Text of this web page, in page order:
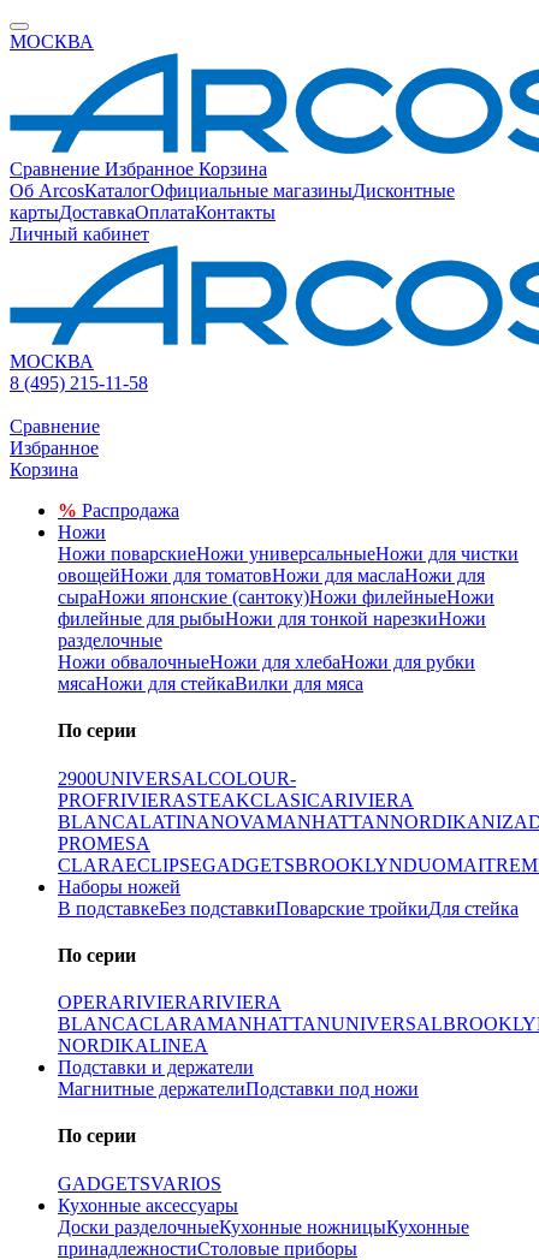
МОСКВА
Сравнение Избранное Корзина
Об ArcosКаталогОфициальные магазиныДисконтные
картыДоставкаОплатаКонтакты
Личный кабинет
МОСКВА
8 (495) 215-11-58
Сравнение
Избранное
Корзина
% Распродажа
Ножи
Ножи поварскиеНожи универсальныеНожи для чистки
овощейНожи для томатовНожи для маслаНожи для
сыраНожи японские (сантоку)Ножи филейныеНожи
филейные для рыбыНожи для тонкой нарезкиНожи
разделочные
Ножи обвалочныеНожи для хлебаНожи для рубки
мясаНожи для стейкаВилки для мяса
По серии
2900UNIVERSALCOLOUR-
PROFRIVIERASTEAKCLASICARIVIERA
BLANCALATINANOVAMANHATTANNORDIKANIZA
PROMESA
CLARAECLIPSEGADGETSBROOKLYNDUOMAITRE
Наборы ножей
В подставкеБез подставкиПоварские тройкиДля стейка
По серии
OPERARIVIERARIVIERA
BLANCACLARAMANHATTANUNIVERSAL
NORDIKALINEA
Подставки и держатели
Магнитные держателиПодставки под ножи
По серии
GADGETSVARIOS
Кухонные аксессуары
Доски разделочныеКухонные ножницыКухонные
принадлежностиСтоловые приборы